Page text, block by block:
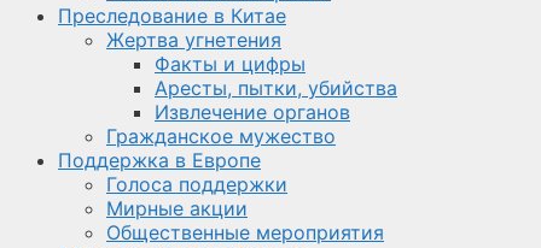
Преследование в Китае
Жертва угнетения
Факты и цифры
Аресты, пытки, убийства
Извлечение органов
Гражданское мужество
Поддержка в Европе
Голоса поддержки
Мирные акции
Общественные мероприятия